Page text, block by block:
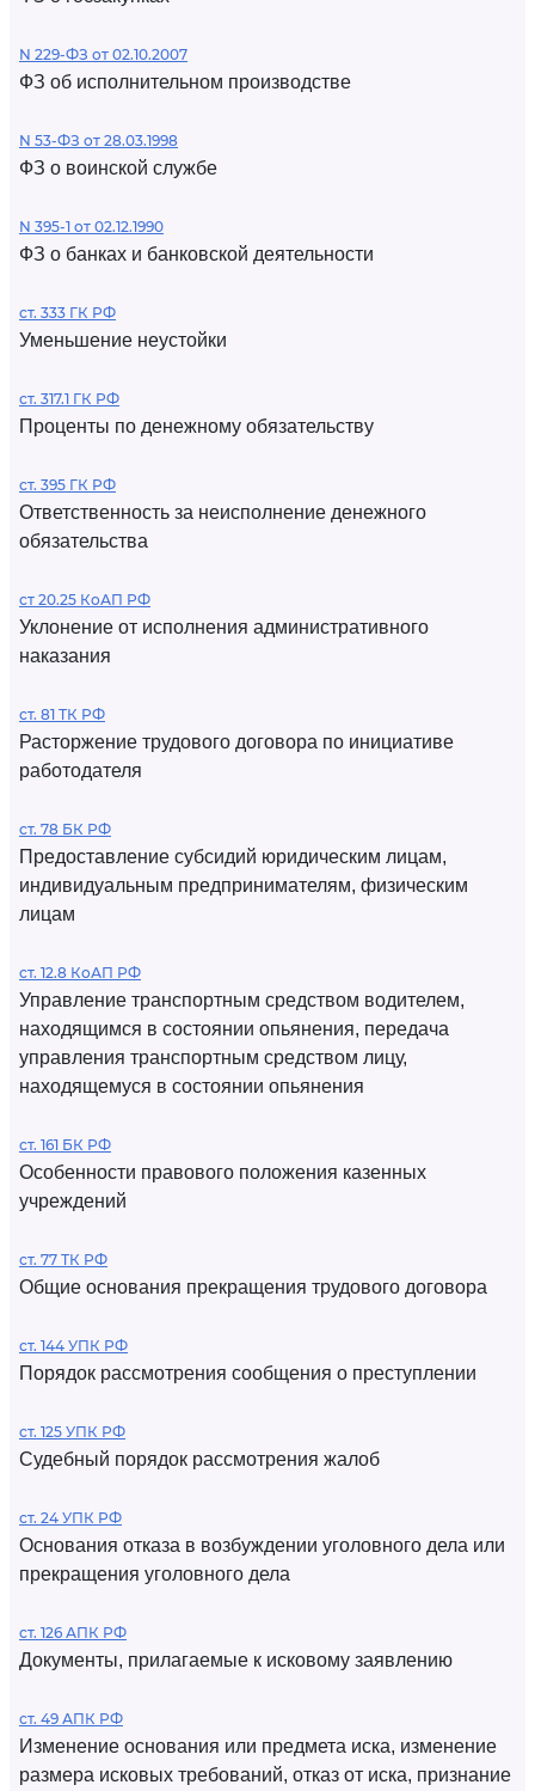
N 229-ФЗ от 02.10.2007
ФЗ об исполнительном производстве
N 53-ФЗ от 28.03.1998
ФЗ о воинской службе
N 395-1 от 02.12.1990
ФЗ о банках и банковской деятельности
ст. 333 ГК РФ
Уменьшение неустойки
ст. 317.1 ГК РФ
Проценты по денежному обязательству
ст. 395 ГК РФ
Ответственность за неисполнение денежного
обязательства
ст 20.25 КоАП РФ
Уклонение от исполнения административного
наказания
ст. 81 ТК РФ
Расторжение трудового договора по инициативе
работодателя
ст. 78 БК РФ
Предоставление субсидий юридическим лицам,
индивидуальным предпринимателям, физическим
лицам
ст. 12.8 КоАП РФ
Управление транспортным средством водителем,
находящимся в состоянии опьянения, передача
управления транспортным средством лицу,
находящемуся в состоянии опьянения
ст. 161 БК РФ
Особенности правового положения казенных
учреждений
ст. 77 ТК РФ
Общие основания прекращения трудового договора
ст. 144 УПК РФ
Порядок рассмотрения сообщения о преступлении
ст. 125 УПК РФ
Судебный порядок рассмотрения жалоб
ст. 24 УПК РФ
Основания отказа в возбуждении уголовного дела или
прекращения уголовного дела
ст. 126 АПК РФ
Документы, прилагаемые к исковому заявлению
ст. 49 АПК РФ
Изменение основания или предмета иска, изменение
размера исковых требований, отказ от иска, признание